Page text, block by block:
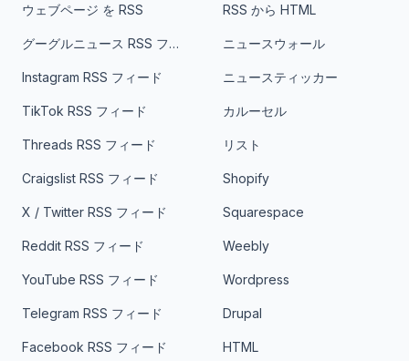
ウェブページ を RSS
グーグルニュース RSS フィード
Instagram RSS フィード
TikTok RSS フィード
Threads RSS フィード
Craigslist RSS フィード
X / Twitter RSS フィード
Reddit RSS フィード
YouTube RSS フィード
Telegram RSS フィード
Facebook RSS フィード
RSS から HTML
ニュースウォール
ニュースティッカー
カルーセル
リスト
Shopify
Squarespace
Weebly
Wordpress
Drupal
HTML